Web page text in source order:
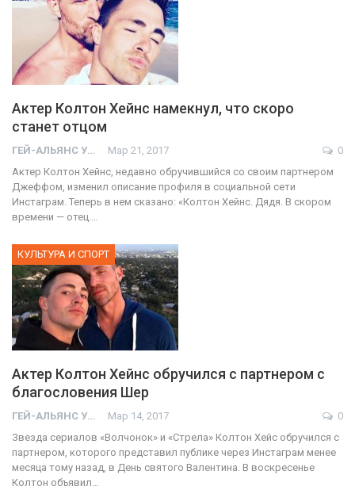
Актер Колтон Хейнс намекнул, что скоро
станет отцом
ГЕЙ-АЛЬЯНС УКРАИНА Мар 21, 2017
0
Актер Колтон Хейнс, недавно обручившийся со своим партнером
Джеффом, изменил описание профиля в социальной сети
Инстаграм. Теперь в нем сказано: «Колтон Хейнс. Дядя. В скором
времени — отец.…
КУЛЬТУРА И СПОРТ
Актер Колтон Хейнс обручился с партнером с
благословения Шер
ГЕЙ-АЛЬЯНС УКРАИНА Мар 14, 2017
0
Звезда сериалов «Волчонок» и «Стрела» Колтон Хейс обручился с
партнером, которого представил публике через Инстаграм менее
месяца тому назад, в День святого Валентина. В воскресенье
Колтон объявил…